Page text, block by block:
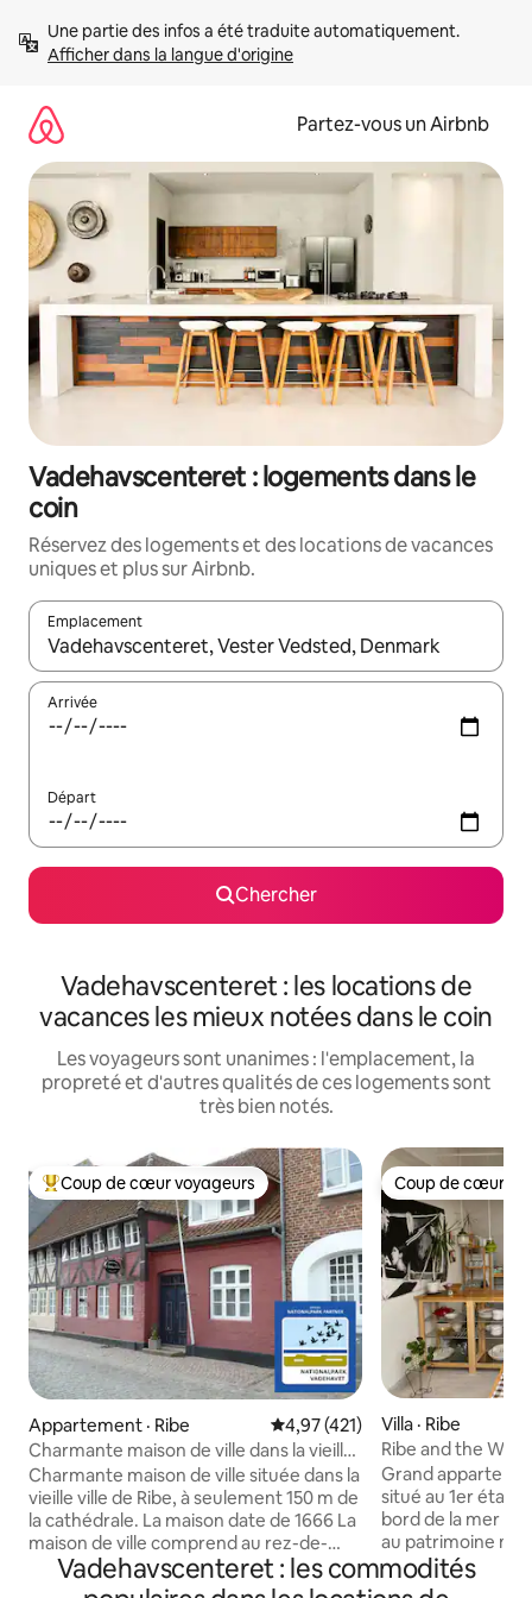
directement
Afficher dans la langue d'origine
Partez-vous un Airbnb
Vadehavscenteret : logements dans le
coin
Réservez des logements et des locations de vacances
uniques et plus sur Airbnb.
Emplacement
Quand les résultats sont affichés, parcourez-les en utilisant
Arrivée
Départ
Chercher
Vadehavscenteret : les locations de
vacances les mieux notées dans le coin
Les voyageurs sont unanimes : l'emplacement, la
propreté et d'autres qualités de ces logements sont
très bien notés.
Coup de cœur voyageurs parmi les plus aimés
Coup de cœur voyageurs
Appartement · Ribe Note moyenne de 4,97 sur 5,
4,97 (421)
Charmante maison de ville dans la vieille
ville de Ribe
Charmante maison de ville située dans la
vieille ville de Ribe, à seulement 150 m de
la cathédrale. La maison date de 1666 La
maison de ville comprend au rez-de-
chaussée une kitchenette, une salle de
bains et des toilettes, ainsi qu'une salle à
Coup de cœur
Coup de cœur
Villa · Ribe
Ribe and the
Grand
situé au 1er
bord de la mer
au patrimoine
magnifique
d'un grand
Vadehavscenteret : les commodités